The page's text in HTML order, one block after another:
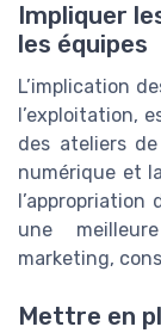
Impliquer
les équipes
L’implication
l’exploitation,
des ateliers
numérique et
une
marketing,
Mettre en